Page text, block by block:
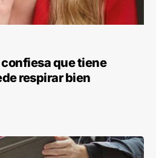
que tiene
respirar bien